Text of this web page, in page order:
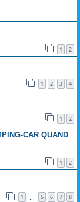
1 2
1 2 3 4
1 2
CAR QUAND
1 2
1 5 6 7 8